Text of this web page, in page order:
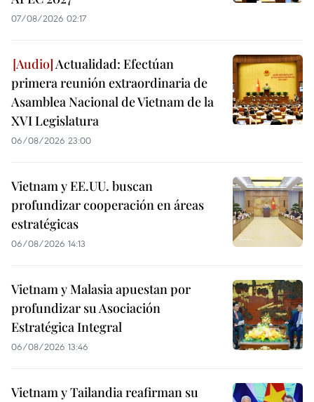
07/08/2026 02:17
Actualidad: Efectúan
primera reunión extraordinaria de
Asamblea Nacional de Vietnam de la
XVI Legislatura
06/08/2026 23:00
Vietnam y EE.UU. buscan
profundizar cooperación en áreas
estratégicas
06/08/2026 14:13
Vietnam y Malasia apuestan por
profundizar su Asociación
Estratégica Integral
06/08/2026 13:46
Vietnam y Tailandia reafirman su